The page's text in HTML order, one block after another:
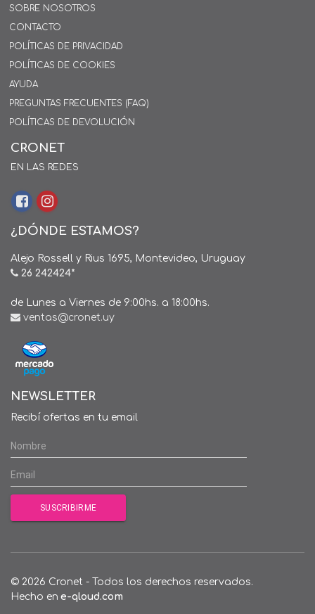
SOBRE NOSOTROS
CONTACTO
POLÍTICAS DE PRIVACIDAD
POLÍTICAS DE COOKIES
AYUDA
PREGUNTAS FRECUENTES (FAQ)
POLÍTICAS DE DEVOLUCIÓN
CRONET
EN LAS REDES
¿DÓNDE ESTAMOS?
Alejo Rossell y Rius 1695, Montevideo, Uruguay
26 242424*
de Lunes a Viernes de 9:00hs. a 18:00hs.
ventas@cronet.uy
NEWSLETTER
Recibí ofertas en tu email
© 2026 Cronet - Todos los derechos reservados.
Hecho en e-qloud.com